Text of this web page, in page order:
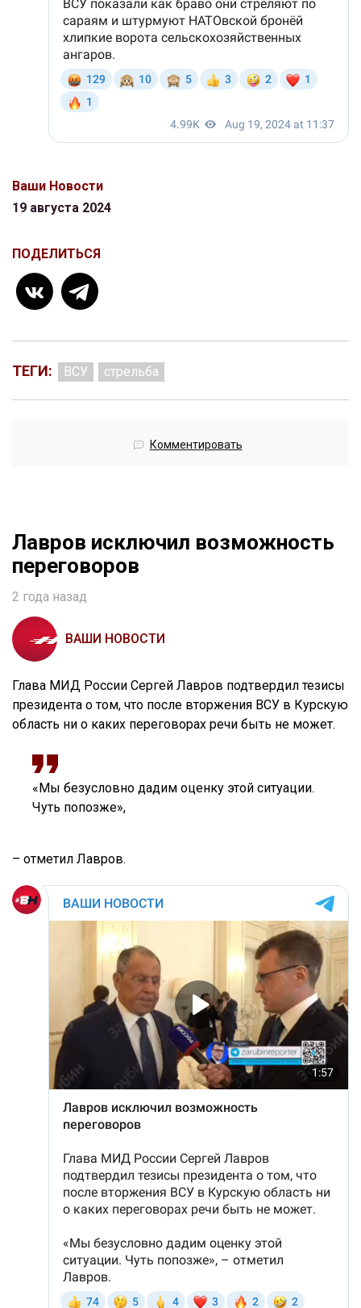
Ваши Новости
19 августа 2024
ПОДЕЛИТЬСЯ
ТЕГИ: ВСУ стрельба
Комментировать
Лавров исключил возможность
переговоров
2 года назад
ВАШИ НОВОСТИ
Глава МИД России Сергей Лавров подтвердил тезисы
президента о том, что после вторжения ВСУ в Курскую
область ни о каких переговорах речи быть не может.
«Мы безусловно дадим оценку этой ситуации.
Чуть попозже»,
– отметил Лавров.